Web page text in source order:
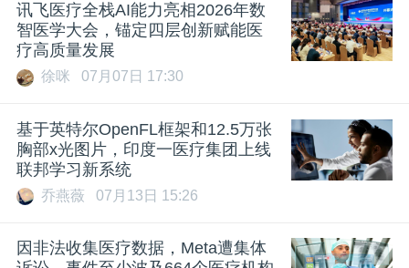
讯飞医疗全栈AI能力亮相2026年数
智医学大会，锚定四层创新赋能医
疗高质量发展
徐咪 07月07日 17:30
基于英特尔OpenFL框架和12.5万张
胸部x光图片，印度一医疗集团上线
联邦学习新系统
乔燕薇 07月13日 15:26
因非法收集医疗数据，Meta遭集体